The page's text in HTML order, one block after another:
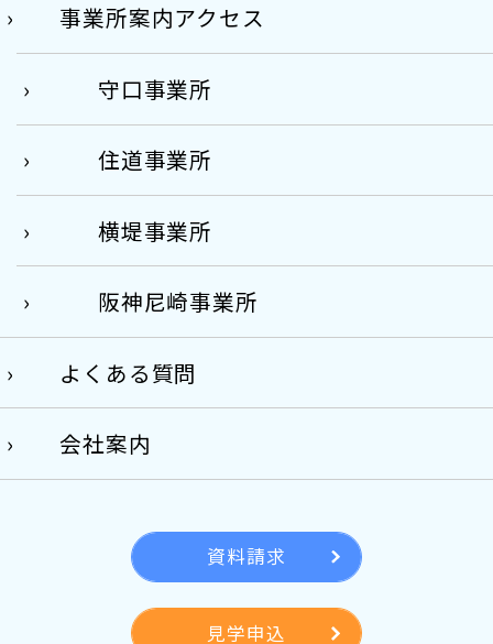
事業所案内アクセス
守口事業所
住道事業所
横堤事業所
阪神尼崎事業所
よくある質問
会社案内
資料請求
見学申込